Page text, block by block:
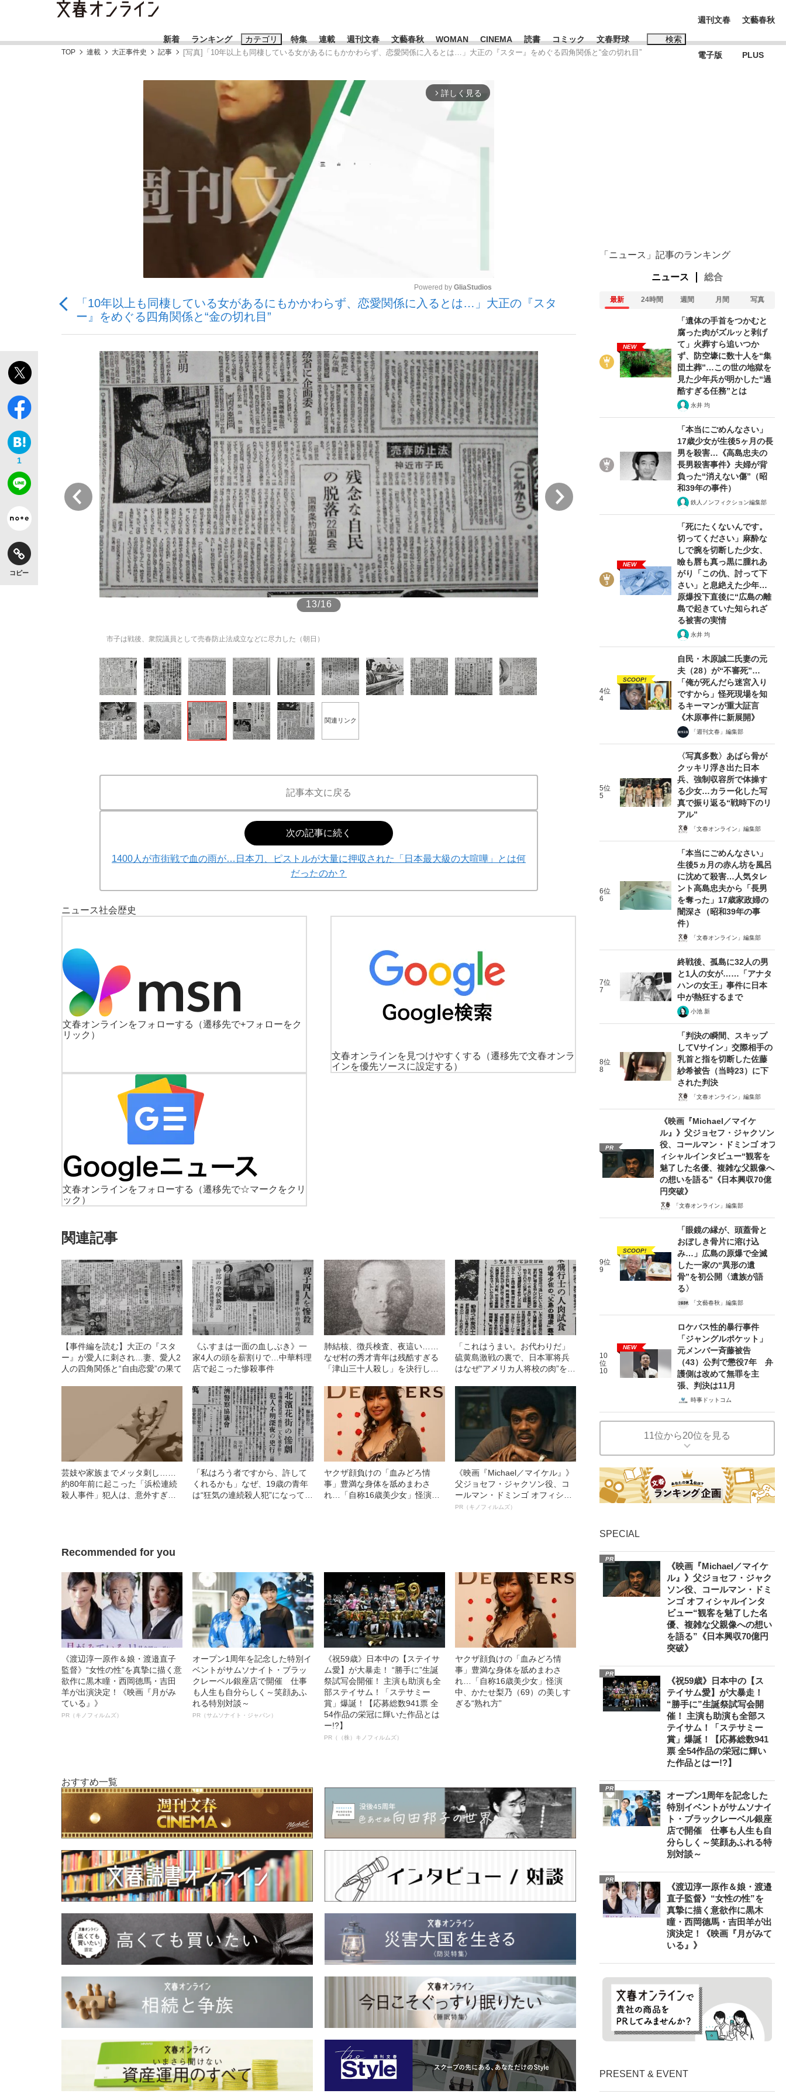
新着 ランキング カテゴリ
「90%は失敗する。でも…」本田圭佑が初めて明かした日本代表監督に...
「敗因分析は一切聞かれなかった」侍ジャパン選手が証言した“NPB聞... 「クマが悪者扱いされているのが悲しい」『北の国から』倉本聰氏（91...
「目標達成できなかったからと言って…」サッカー日本代表・森保一監督...
もっと見る
特集
終戦から81年
キングの誕生を、目撃せよ。
いまさら聞けない資産運用のすべて
the Style
もっと見る
連載 週刊文春 文藝春秋 WOMAN CINEMA 読書 コミック 文春野球 検索
おすすめのキーワードタグ一覧
#藤田晋 #三山凌輝 #高市早苗
#玉木雄一郎
#亀和田武
週刊文春
電子版
文藝春秋
PLUS
TOP 連載 大正事件史 記事 [写真]「10年以上も同棲している女があるにもかかわらず、恋愛関係に入るとは…」大正の『スター』をめぐる四角関係と“金の切れ目”
arrow_forward_ios 詳しく見る
Powered by GliaStudios
「10年以上も同棲している女があるにもかかわらず、恋愛関係に入るとは…」大正の『スタ
ー』をめぐる四角関係と“金の切れ目”
1
コピー
13/16
市子は戦後、衆院議員として売春防止法成立などに尽力した（朝日）
14/16
前
関連リンク
記事本文に戻る
次の記事に続く
1400人が市街戦で血の雨が…日本刀、ピストルが大量に押収された「日本最大級の大喧嘩」とは何
だったのか？
ニュース社会歴史
文春オンラインをフォローする
（遷移先で+フォローをク
リック）
文春オンラインを見つけやすくする
（遷移先で文春オンラ
インを優先ソースに設定する）
文春オンラインをフォローする
（遷移先で☆マークをクリ
ック）
関連記事
【事件編を読む】大正の『スタ
ー』が愛人に刺され…妻、愛人2
人の四角関係と“自由恋愛”の果て
《ふすまは一面の血しぶき》一
家4人の頭を薪割りで…中華料理
店で起こった惨殺事件
肺結核、徴兵検査、夜這い……
なぜ村の秀才青年は残酷すぎる
「津山三十人殺し」を決行した
「これはうまい。お代わりだ」
硫黄島激戦の裏で、日本軍将兵
はなぜ“アメリカ人将校の肉”を食
芸妓や家族までメッタ刺し……
約80年前に起こった「浜松連続
殺人事件」犯人は、意外すぎる
「私はろう者ですから、許して
くれるかも」なぜ、19歳の青年
は“狂気の連続殺人犯”になってし
ヤクザ顔負けの「血みどろ情
事」豊満な身体を舐めまわさ
れ…「自称16歳美少女」怪演
《映画『Michael／マイケル』》
父ジョセフ・ジャクソン役、コ
ールマン・ドミンゴ オフィシャ
ルインタビュー“観客を魅了した
PR（キノフィルムズ）
Recommended for you
《渡辺淳一原作＆娘・渡邉直子
監督》“女性の性”を真摯に描く意
欲作に黒木瞳・西岡德馬・吉田
羊が出演決定！《映画『月がみ
ている』》
PR（キノフィルムズ）
オープン1周年を記念した特別イ
ベントがサムソナイト・ブラッ
クレーベル銀座店で開催 仕事
も人生も自分らしく～笑顔あふ
れる特別対談～
PR（サムソナイト・ジャパン）
《祝59歳》日本中の【ステイサ
ム愛】が大暴走！ “勝手に”生誕
祭試写会開催！ 主演も助演も全
部ステイサム！「ステサミー
賞」爆誕！【応募総数941票 全
54作品の栄冠に輝いた作品とは
ー!?】
PR（（株）キノフィルムズ）
ヤクザ顔負けの「血みどろ情
事」豊満な身体を舐めまわさ
れ…「自称16歳美少女」怪演
中、かたせ梨乃（69）の美しす
ぎる“熟れ方”
おすすめ一覧
「ニュース」記事のランキング
ニュース 総合
最新 24時間 週間 月間 写真
NEW
「遺体の手首をつかむと
腐った肉がズルッと剥げ
て」火葬すら追いつか
ず、防空壕に数十人を“集
団土葬”…この世の地獄を
見た少年兵が明かした“過
酷すぎる任務”とは
永井 均
「本当にごめんなさい」
17歳少女が生後5ヶ月の長
男を殺害…《高島忠夫の
長男殺害事件》夫婦が背
負った“消えない傷”（昭
和39年の事件）
鉄人ノンフィクション編集部
NEW
「死にたくないんです。
切ってください」麻酔な
しで腕を切断した少女、
瞼も唇も真っ黒に腫れあ
がり「この仇、討って下
さい」と息絶えた少年…
原爆投下直後に“広島の離
島で起きていた知られざ
る被害の実情
永井 均
4位
4
SCOOP!
自民・木原誠二氏妻の元
夫（28）が“不審死”…
「俺が死んだら迷宮入り
ですから」怪死現場を知
るキーマンが重大証言
《木原事件に新展開》
「週刊文春」編集部
5位
5
〈写真多数〉あばら骨が
クッキリ浮き出た日本
兵、強制収容所で体操す
る少女…カラー化した写
真で振り返る“戦時下のリ
アル”
「文春オンライン」編集部
6位
6
「本当にごめんなさい」
生後5ヵ月の赤ん坊を風呂
に沈めて殺害…人気タレ
ント高島忠夫から「長男
を奪った」17歳家政婦の
闇深さ（昭和39年の事
件）
「文春オンライン」編集部
7位
7
終戦後、孤島に32人の男
と1人の女が……「アナタ
ハンの女王」事件に日本
中が熱狂するまで
小池 新
8位
8
「判決の瞬間、スキップ
してVサイン」交際相手の
乳首と指を切断した佐藤
紗希被告（当時23）に下
された判決
「文春オンライン」編集部
PR
《映画『Michael／マイケ
ル』》父ジョセフ・ジャクソン
役、コールマン・ドミンゴ オフ
ィシャルインタビュー“観客を
魅了した名優、複雑な父親像へ
の想いを語る”《日本興収70億
円突破》
「文春オンライン」編集部
9位
9
SCOOP!
「眼鏡の縁が、頭蓋骨と
おぼしき骨片に溶け込
み…」広島の原爆で全滅
した一家の“異形の遺
骨”を初公開〈遺族が語
る〉
「文藝春秋」編集部
10
位
10
NEW
ロケバス性的暴行事件
「ジャングルポケット」
元メンバー斉藤被告
（43）公判で懲役7年 弁
護側は改めて無罪を主
張、判決は11月
時事ドットコム
11位から20位を見る
SPECIAL
PR
《映画『Michael／マイケ
ル』》父ジョセフ・ジャク
ソン役、コールマン・ドミ
ンゴ オフィシャルインタ
ビュー“観客を魅了した名
優、複雑な父親像への想い
を語る”《日本興収70億円
突破》
PR
《祝59歳》日本中の【ス
テイサム愛】が大暴走！
“勝手に”生誕祭試写会開
催！ 主演も助演も全部ス
テイサム！「ステサミー
賞」爆誕！【応募総数941
票 全54作品の栄冠に輝い
た作品とはー!?】
PR
オープン1周年を記念した
特別イベントがサムソナイ
ト・ブラックレーベル銀座
店で開催 仕事も人生も自
分らしく～笑顔あふれる特
別対談～
PR
《渡辺淳一原作＆娘・渡邉
直子監督》“女性の性”を
真摯に描く意欲作に黒木
瞳・西岡德馬・吉田羊が出
演決定！《映画『月がみて
いる』》
PRESENT & EVENT